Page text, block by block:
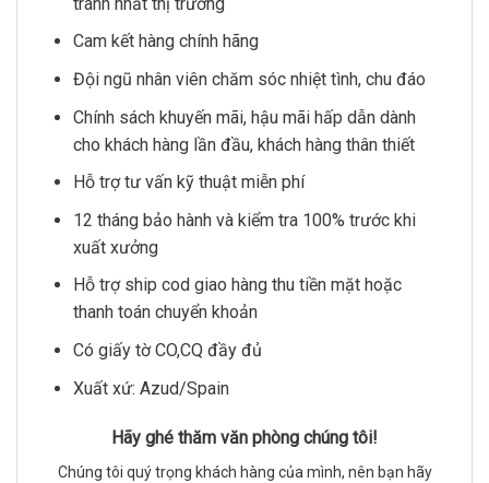
Cam kết hàng chính hãng
Đội ngũ nhân viên chăm sóc nhiệt tình, chu đáo
Chính sách khuyến mãi, hậu mãi hấp dẫn dành
cho khách hàng lần đầu, khách hàng thân thiết
Hỗ trợ tư vấn kỹ thuật miễn phí
12 tháng bảo hành và kiểm tra 100% trước khi
xuất xưởng
Hỗ trợ ship cod giao hàng thu tiền mặt hoặc
thanh toán chuyển khoản
Có giấy tờ CO,CQ đầy đủ
Xuất xứ: Azud/Spain
Hãy ghé thăm văn phòng chúng tôi!
Chúng tôi quý trọng khách hàng của mình, nên bạn hãy